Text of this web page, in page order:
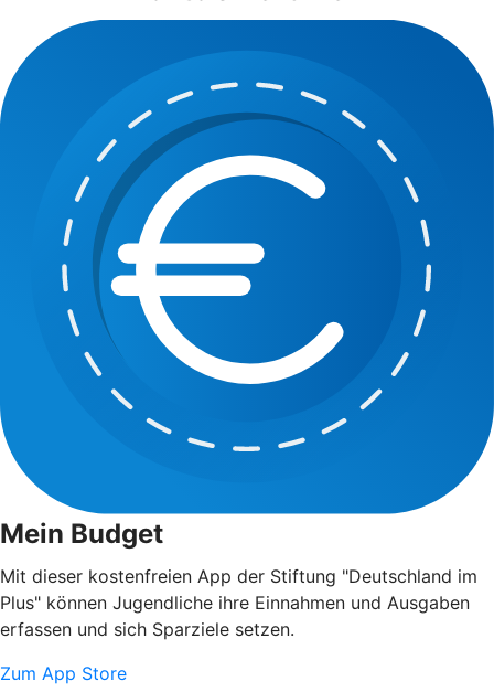
Mein Budget
Mit dieser kostenfreien App der Stiftung "Deutschland im
Plus" können Jugendliche ihre Einnahmen und Ausgaben
erfassen und sich Sparziele setzen.
Zum App Store